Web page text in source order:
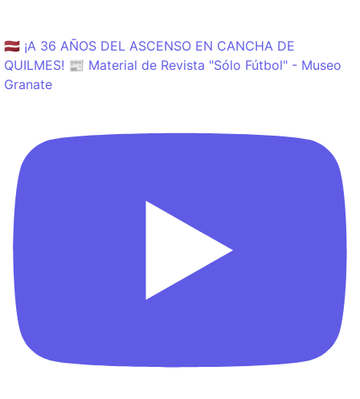
🇱🇻 ¡A 36 AÑOS DEL ASCENSO EN CANCHA DE
QUILMES! 📰 Material de Revista "Sólo Fútbol" - Museo
Granate